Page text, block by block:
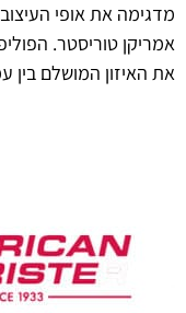
מדגימה את אופי
אמריקן טוריסטר.
את האיזון המושלם